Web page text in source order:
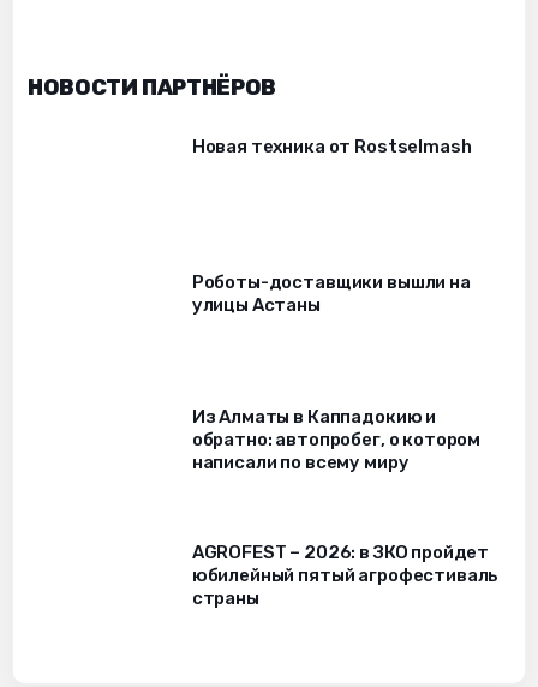
НОВОСТИ ПАРТНЁРОВ
Новая техника от Rostselmash
Роботы-доставщики вышли на
улицы Астаны
Из Алматы в Каппадокию и
обратно: автопробег, о котором
написали по всему миру
AGROFEST – 2026: в ЗКО пройдет
юбилейный пятый агрофестиваль
страны